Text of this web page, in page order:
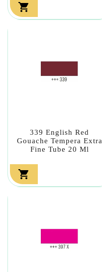

339 English Red
Gouache Tempera Extra
Fine Tube 20 Ml
